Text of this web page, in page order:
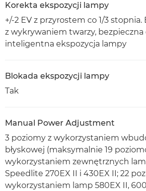
Korekta ekspozycji lampy
+/-2 EV z przyrostem co 1/3
z wykrywaniem twarzy, bezpieczna
inteligentna ekspozycja lampy
Blokada ekspozycji lampy
Tak
Manual Power Adjustment
3 poziomy z wykorzystaniem
błyskowej (maksymalnie 19
wykorzystaniem zewnętrznych
Speedlite 270EX II i 430EX II; 22
wykorzystaniem lamp 580EX II,